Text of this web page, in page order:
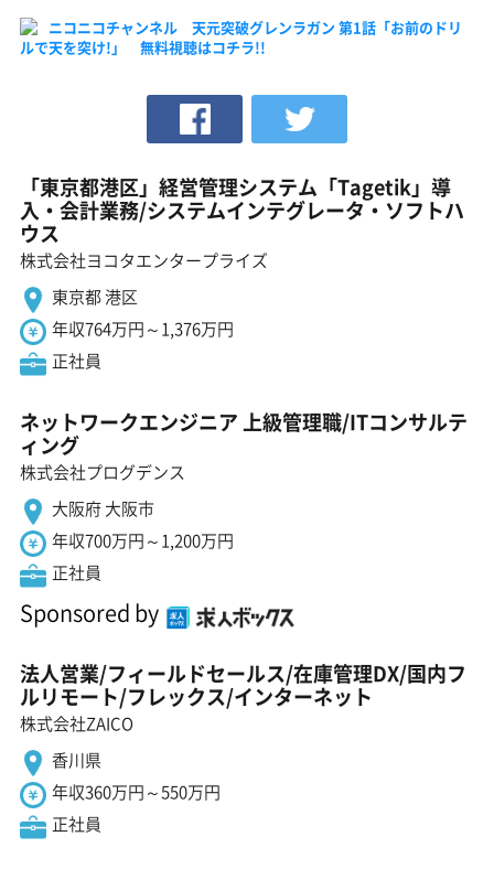
ニコニコチャンネル 天元突破グレンラガン 第1話「お前のドリ
ルで天を突け!」 無料視聴はコチラ!!
「東京都港区」経営管理システム「Tagetik」導
入・会計業務/システムインテグレータ・ソフトハ
ウス
株式会社ヨコタエンタープライズ
東京都 港区
年収764万円～1,376万円
正社員
ネットワークエンジニア 上級管理職/ITコンサルテ
ィング
株式会社プログデンス
大阪府 大阪市
年収700万円～1,200万円
正社員
Sponsored by
法人営業/フィールドセールス/在庫管理DX/国内フ
ルリモート/フレックス/インターネット
株式会社ZAICO
香川県
年収360万円～550万円
正社員